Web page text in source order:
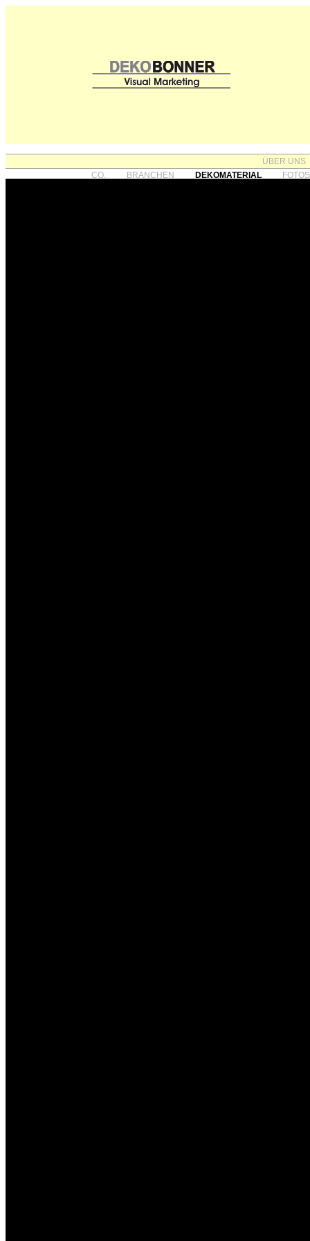
ÜBER UNS
CO.
BRANCHEN DEKOMATERIAL FOTOS